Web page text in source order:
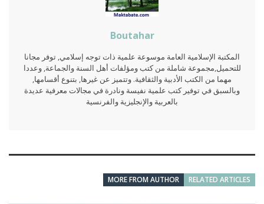
Boutahar
المكتبة الإسلامية العامة موسوعة علمية ذات توجه إسلامي, توفر مجانا
للتحميل,مجموعة شاملة من كتب ومؤلفات أهل السنة والجماعة, وعددا
مهما من الكتب الأدبية والثقافية. وتتميز عن غيرها, بتنوع أقسامها,
وبالسبق في توفير كتب علمية نفيسة ونادرة في مجالات معرفية عديدة
بالعربية والإنجليزية والفرنسية
RELATED ARTICLES
MORE FROM AUTHOR